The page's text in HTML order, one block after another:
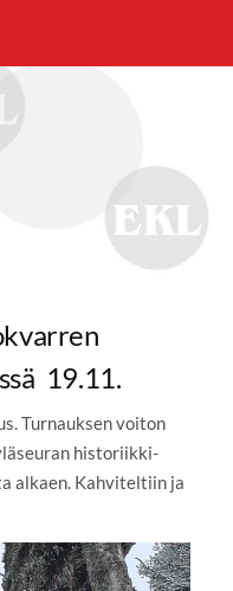
ry.
19.11.
Turnauksen voiton
historiikki-
alkaen. Kahviteltiin ja